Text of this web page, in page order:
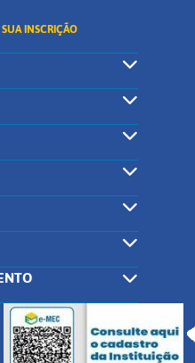
INSCRIÇÃO